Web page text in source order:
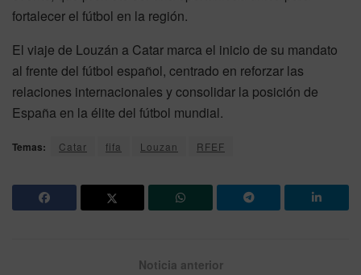
fortalecer el fútbol en la región.
El viaje de Louzán a Catar marca el inicio de su mandato
al frente del fútbol español, centrado en reforzar las
relaciones internacionales y consolidar la posición de
España en la élite del fútbol mundial.
Temas: Catar fifa Louzan RFEF
Noticia anterior